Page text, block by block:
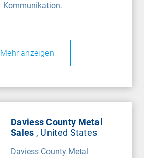
Kommunikation.
Mehr anzeigen
Daviess County Metal
Sales , United States
Daviess County Metal